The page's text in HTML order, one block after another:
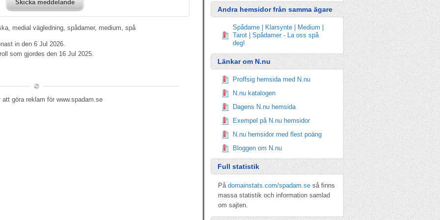
Skicka meddelande
medial vägledning, spådamer, medium, spå
in den 6 Jul 2026.
som gjordes den 16 Jul 2025.
göra reklam för www.spadam.se
Andra hemsidor från samma ägare
Spådame | Klarsynte | Medium |
Tarot | Spådamer - La oss spå
deg!
Länkar om N.nu
Proffsig hemsida med N.nu
N.nu katalogen
Dagens N.nu hemsida
Exempel på N.nu hemsidor
N.nu hemsidor med flest poäng
Bloggen om N.nu
Full statistik
På domainstats.com/spadam.se så finns
massa statistik och information samlad
om sajten.